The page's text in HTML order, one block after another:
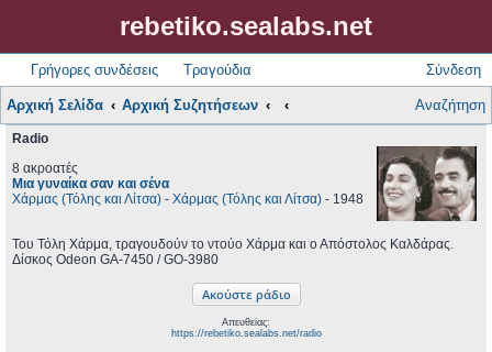
rebetiko.sealabs.net
Γρήγορες συνδέσεις Τραγούδια Σύνδεση
Αρχική Σελίδα Αρχική Συζητήσεων Αναζήτηση
Radio
8 ακροατές
Μια γυναίκα σαν και σένα
Χάρμας (Τόλης και Λίτσα) - Χάρμας (Τόλης και Λίτσα) - 1948
Του Τόλη Χάρμα, τραγουδούν το ντούο Χάρμα και ο Απόστολος Καλδάρας.
Δίσκος Odeon GA-7450 / GO-3980
Απευθείας:
https://rebetiko.sealabs.net/radio